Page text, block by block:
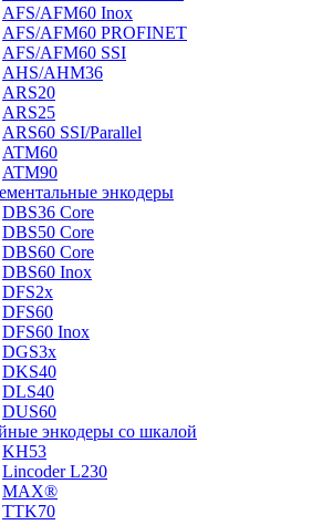
AFS/AFM60 Inox
AFS/AFM60 PROFINET
AFS/AFM60 SSI
AHS/AHM36
ARS20
ARS25
ARS60 SSI/Parallel
ATM60
ATM90
энкодеры
DBS36 Core
DBS50 Core
DBS60 Core
DBS60 Inox
DFS2x
DFS60
DFS60 Inox
DGS3x
DKS40
DLS40
DUS60
энкодеры со шкалой
KH53
Lincoder L230
MAX®
TTK70